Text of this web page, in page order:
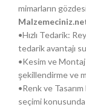
mimarların
•Hızlı Tedarik:
tedarik avantajı
•Kesim ve
şekillendirme ve
•Renk ve
seçimi